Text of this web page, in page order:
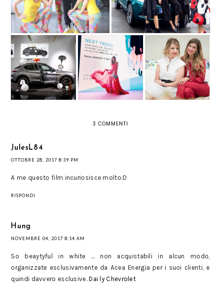
ALFA ROMEO
GIULIETTA NELLE
FOTO DELLA
MOSTRA TIMELESS
DI GIOVANNI
GASTEL
INTESA SANPAOLO
PORTA LA MODA IN
FILIALE CON NEXT
TREND
IL FRENCH PARTY
DI AMICHE DI
SMALTO
3 COMMENTI
JulesL84
OTTOBRE 28, 2017 8:39 PM
A me questo film incuriosisce molto:D
RISPONDI
Hung
NOVEMBRE 04, 2017 8:14 AM
So beaytyful in white ... non acquistabili in alcun modo,
organizzate esclusivamente da Acea Energia per i suoi clienti, e
quindi davvero esclusive.Dai ly Chevrolet